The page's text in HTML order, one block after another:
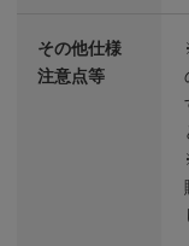
その他仕様
注意点等